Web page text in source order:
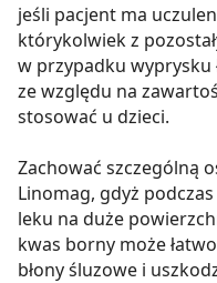
jeśli pacjent ma
którykolwiek z
w przypadku wyprysku
ze względu na
stosować u dzieci.
Zachować szczególną
Linomag, gdyż
leku na duże
kwas borny może
błony śluzowe i